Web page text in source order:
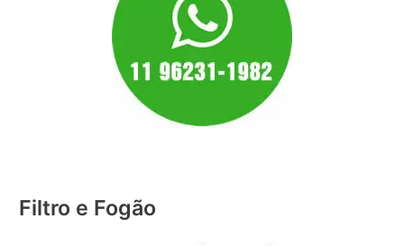
Filtro e Fogão